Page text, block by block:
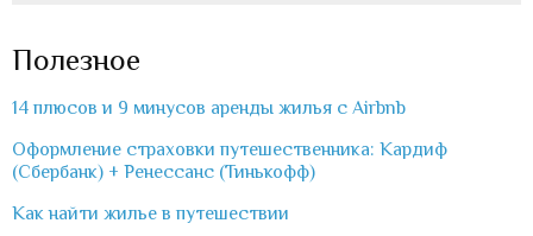
Полезное
14 плюсов и 9 минусов аренды жилья с Airbnb
Оформление страховки путешественника: Кардиф
(Сбербанк) + Ренессанс (Тинькофф)
Как найти жилье в путешествии